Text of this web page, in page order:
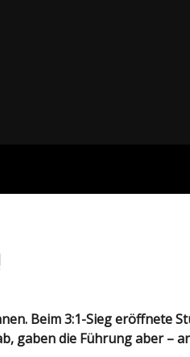
gaben die Führung aber –